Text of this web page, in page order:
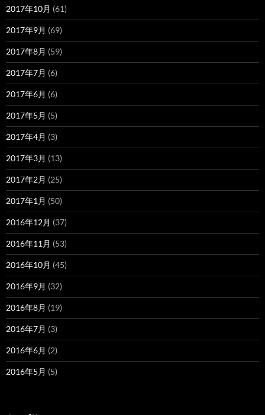
2017年10月 (61)
2017年9月 (69)
2017年8月 (59)
2017年7月 (6)
2017年6月 (6)
2017年5月 (5)
2017年4月 (3)
2017年3月 (13)
2017年2月 (25)
2017年1月 (50)
2016年12月 (37)
2016年11月 (53)
2016年10月 (45)
2016年9月 (32)
2016年8月 (19)
2016年7月 (3)
2016年6月 (2)
2016年5月 (5)